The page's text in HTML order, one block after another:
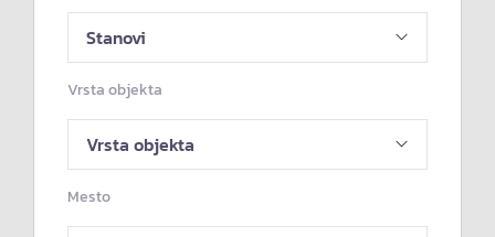
Vrsta objekta
Mesto